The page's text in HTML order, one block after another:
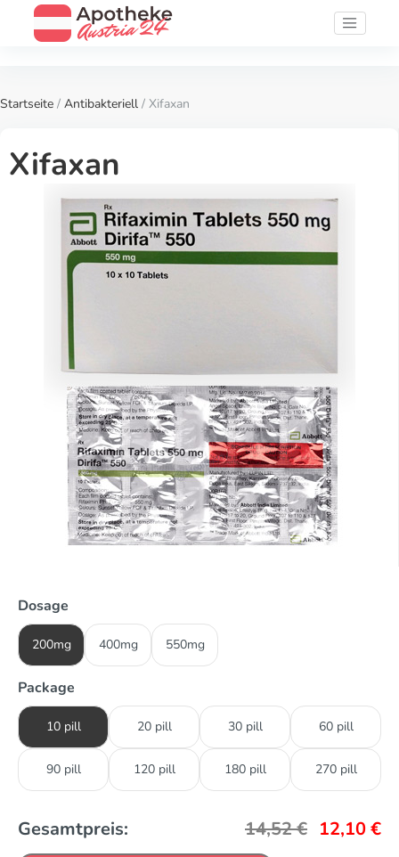
Startseite / Antibakteriell / Xifaxan
Xifaxan
Dosage
200mg 400mg 550mg
Package
10 pill 20 pill 30 pill 60 pill
90 pill 120 pill 180 pill 270 pill
Gesamtpreis: 14,52€ 12,10€